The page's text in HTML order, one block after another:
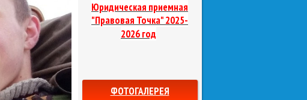
Юридическая приемная
"Правовая Точка"2025-
2026 год
ФОТОГАЛЕРЕЯ